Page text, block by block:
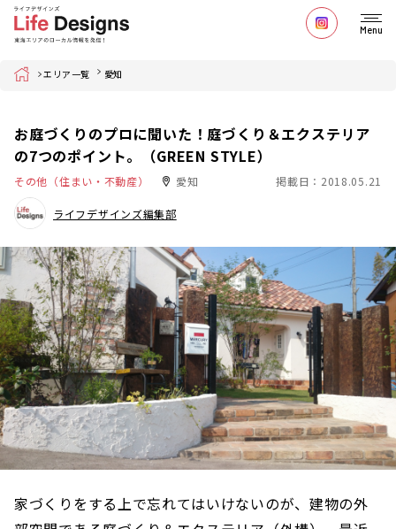
Menu
Home エリア一覧 愛知
お庭づくりのプロに聞いた！庭づくり＆エクステリア
の7つのポイント。（GREEN STYLE）
その他（住まい・不動産） 愛知 掲載日：2018.05.21
ライフデザインズ編集部
家づくりをする上で忘れてはいけないのが、建物の外